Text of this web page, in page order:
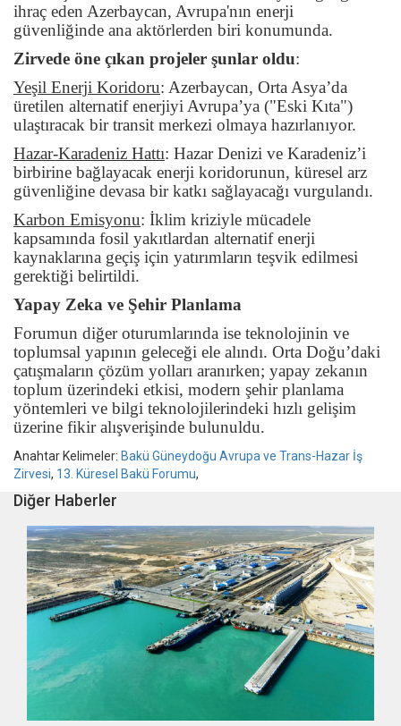
ihraç eden Azerbaycan, Avrupa'nın enerji
güvenliğinde ana aktörlerden biri konumunda.
Zirvede öne çıkan projeler şunlar oldu:
Yeşil Enerji Koridoru: Azerbaycan, Orta Asya’da
üretilen alternatif enerjiyi Avrupa’ya ("Eski Kıta")
ulaştıracak bir transit merkezi olmaya hazırlanıyor.
Hazar-Karadeniz Hattı: Hazar Denizi ve Karadeniz’i
birbirine bağlayacak enerji koridorunun, küresel arz
güvenliğine devasa bir katkı sağlayacağı vurgulandı.
Karbon Emisyonu: İklim kriziyle mücadele
kapsamında fosil yakıtlardan alternatif enerji
kaynaklarına geçiş için yatırımların teşvik edilmesi
gerektiği belirtildi.
Yapay Zeka ve Şehir Planlama
Forumun diğer oturumlarında ise teknolojinin ve
toplumsal yapının geleceği ele alındı. Orta Doğu’daki
çatışmaların çözüm yolları aranırken; yapay zekanın
toplum üzerindeki etkisi, modern şehir planlama
yöntemleri ve bilgi teknolojilerindeki hızlı gelişim
üzerine fikir alışverişinde bulunuldu.
Anahtar Kelimeler: Bakü Güneydoğu Avrupa ve Trans-Hazar İş
Zirvesi, 13. Küresel Bakü Forumu,
Diğer Haberler